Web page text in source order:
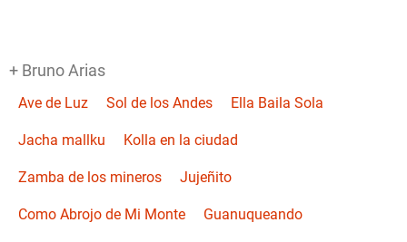
+ Bruno Arias
Ave de Luz Sol de los Andes Ella Baila Sola
Jacha mallku Kolla en la ciudad
Zamba de los mineros Jujeñito
Como Abrojo de Mi Monte Guanuqueando